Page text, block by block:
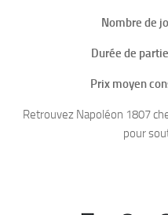
Nombre de
Durée de
Prix moyen
Retrouvez Napoléon 1807
pour